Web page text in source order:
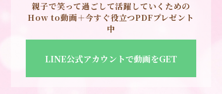
親子で笑って過ごして活躍していくための
How to動画＋今すぐ役立つPDFプレゼント
中
LINE公式アカウントで動画をGET